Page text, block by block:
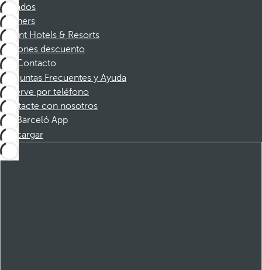
Afiliados
Partners
Dorint Hotels & Resorts
Cupones descuento
Contacto
Preguntas Frecuentes y Ayuda
Reserve por teléfono
Contacte con nosotros
Barceló App
Descargar